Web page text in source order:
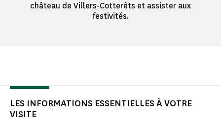
château de Villers-Cotterêts et assister aux
festivités.
LES INFORMATIONS ESSENTIELLES À VOTRE
VISITE